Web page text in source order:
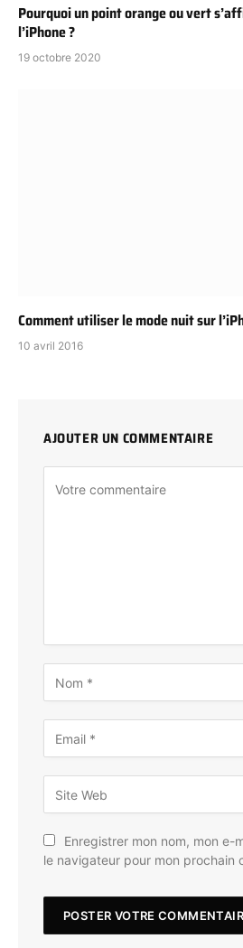
Pourquoi un point orange ou vert
l’iPhone ?
19 octobre 2020
Comment utiliser le mode nuit sur
10 avril 2016
AJOUTER UN COMMENTAIRE
Enregistrer mon nom, mon e-
le navigateur pour mon prochain